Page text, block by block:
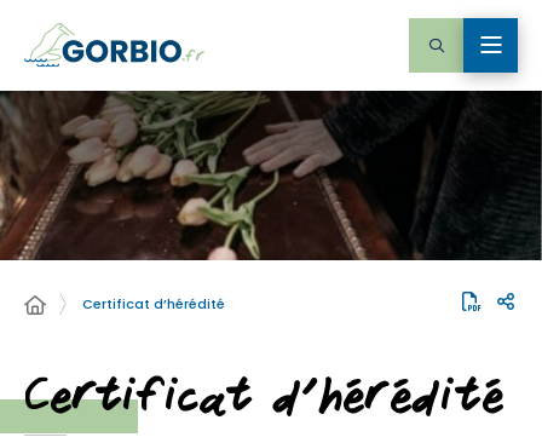
Certificat d’hérédité
Certificat d’hérédité